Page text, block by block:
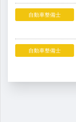
自動車整備士
自動車整備士